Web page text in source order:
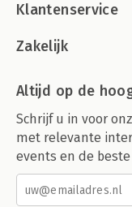
Klantenservice
Zakelijk
Altijd op de
Schrijf u in voor
met relevante
events en de